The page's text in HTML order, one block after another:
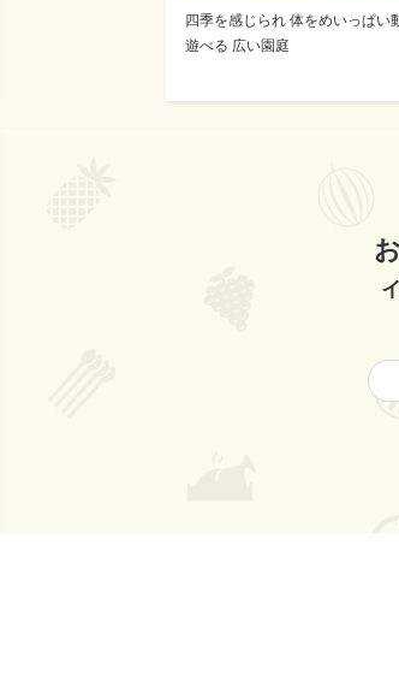
四季を感じられ 体をめいっぱい
遊べる 広い園庭